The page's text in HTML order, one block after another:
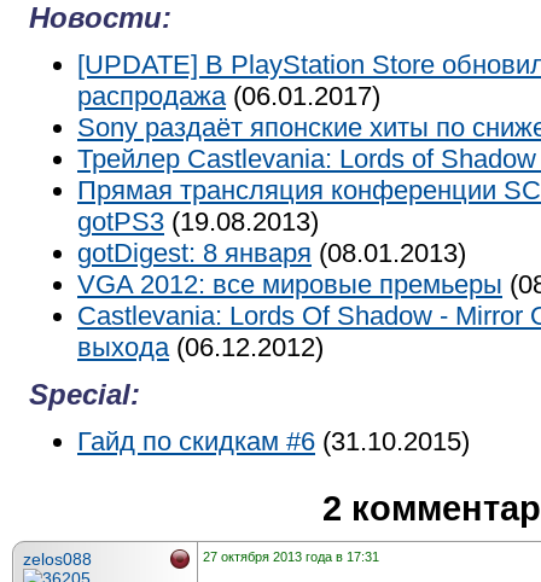
Новости:
[UPDATE] В PlayStation Store
распродажа(06.01.2017)
Sony раздаёт японские хиты по
Трейлер Castlevania: Lords of
Прямая трансляция конференции
gotPS3 (19.08.2013)
gotDigest: 8 января (08.01.2013)
VGA 2012: все мировые премьеры
Castlevania: Lords Of Shadow - Mirror
выхода(06.12.2012)
Special:
Гайд по скидкам #6 (31.10.2015)
2
zelos088 27 октября 2013 года в 17:31